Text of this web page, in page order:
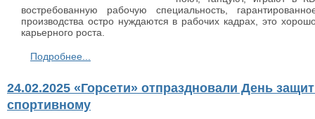
востребованную рабочую специальность,
производства остро нуждаются в рабочих кадрах, это
карьерного роста.
Подробнее...
24.02.2025 «Горсети» отпраздновали День
спортивному